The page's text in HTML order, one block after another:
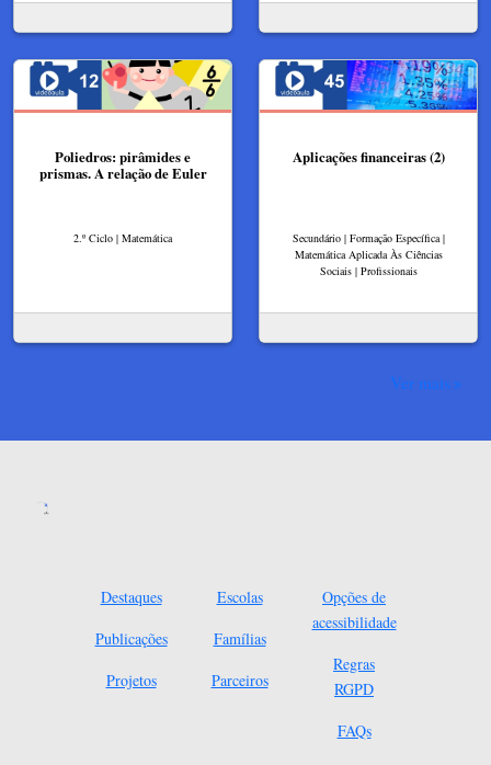
Poliedros: pirâmides e
prismas. A relação de Euler
2.º Ciclo | Matemática
Aplicações financeiras (2)
Secundário | Formação Específica |
Matemática Aplicada Às Ciências
Sociais | Profissionais
Ver mais
Destaques
Publicações
Projetos
Escolas
Famílias
Parceiros
Opções de
acessibilidade
Regras
RGPD
FAQs